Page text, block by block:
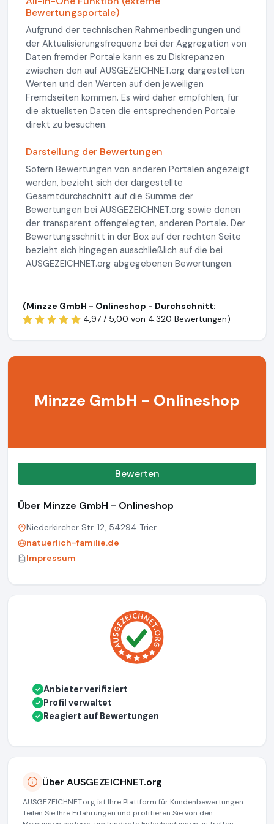
Bewertungsportale)
Aufgrund der technischen Rahmenbedingungen und
der Aktualisierungsfrequenz bei der Aggregation von
Daten fremder Portale kann es zu Diskrepanzen
zwischen den auf AUSGEZEICHNET.org dargestellten
Werten und den Werten auf den jeweiligen
Fremdseiten kommen. Es wird daher empfohlen, für
die aktuellsten Daten die entsprechenden Portale
direkt zu besuchen.
Darstellung der Bewertungen
Sofern Bewertungen von anderen Portalen angezeigt
werden, bezieht sich der dargestellte
Gesamtdurchschnitt auf die Summe der
Bewertungen bei AUSGEZEICHNET.org sowie denen
der transparent offengelegten, anderen Portale. Der
Bewertungsschnitt in der Box auf der rechten Seite
bezieht sich hingegen ausschließlich auf die bei
AUSGEZEICHNET.org abgegebenen Bewertungen.
(Minzze GmbH - Onlineshop - Durchschnitt:
4,97 / 5,00 von 4.320 Bewertungen)
Minzze GmbH - Onlineshop
Bewerten
Über Minzze GmbH - Onlineshop
Niederkircher Str. 12, 54294 Trier
natuerlich-familie.de
Impressum
✓ Anbieter verifiziert
✓ Profil verwaltet
✓ Reagiert auf Bewertungen
Über AUSGEZEICHNET.org
AUSGEZEICHNET.org ist Ihre Plattform für Kundenbewertungen.
Teilen Sie Ihre Erfahrungen und profitieren Sie von den